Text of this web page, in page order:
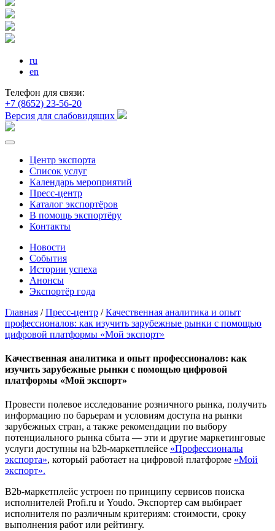
ru
en
Телефон для связи:
+7 (8652) 23-56-20
Версия для слабовидящих
Центр экспорта
Список услуг
Календарь мероприятий
Пресс-центр
Каталог экспортёров
В помощь экспортёру
Контакты
Новости
События
Истории успеха
Анонсы
Экспортёр года
Главная /Пресс-центр /Качественная аналитика и опыт
профессионалов: как изучить зарубежные рынки с помощью
цифровой платформы «Мой экспорт»
Качественная аналитика и опыт профессионалов: как
изучить зарубежные рынки с помощью цифровой
платформы «Мой экспорт»
Провести полевое исследование розничного рынка, получить
информацию по барьерам и условиям доступа на рынки
зарубежных стран, а также рекомендации по выбору
потенциального рынка сбыта — эти и другие маркетинговые
услуги доступны на b2b-маркетплейсе «Профессионалы
экспорта», который работает на цифровой платформе «Мой
экспорт».
B2b-маркетплейс устроен по принципу сервисов поиска
исполнителей Profi.ru и Youdo. Экспортер сам выбирает
исполнителя по различным критериям: стоимости, сроку
выполнения работ или рейтингу.